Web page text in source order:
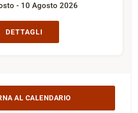
- 10 Agosto 2026
DETTAGLI
AL CALENDARIO